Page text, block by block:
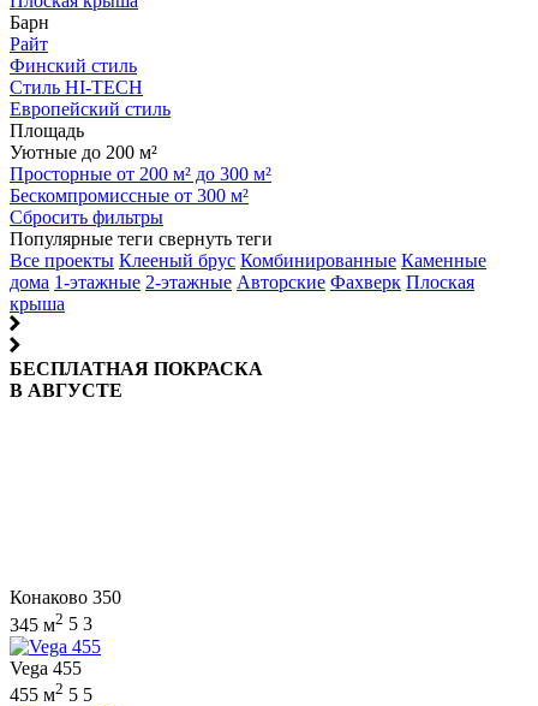
Барн
Райт
Финский стиль
Стиль HI-TECH
Европейский стиль
Площадь
Уютные до 200 м²
Просторные от 200 м² до 300 м²
Бескомпромиссные от 300 м²
Сбросить фильтры
Популярные теги свернуть теги
Все проекты Клееный брус Комбинированные Каменные
дома 1-этажные 2-этажные Авторские Фахверк Плоская
крыша
БЕСПЛАТНАЯ ПОКРАСКА
В АВГУСТЕ
Конаково 350
345 м2 5 3
Vega 455
455 м2 5 5